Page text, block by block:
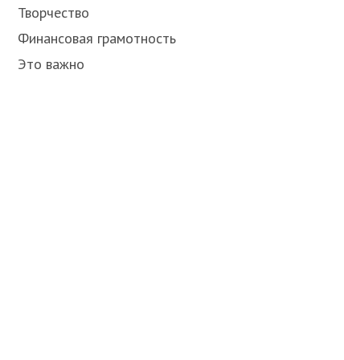
Творчество
Финансовая грамотность
Это важно